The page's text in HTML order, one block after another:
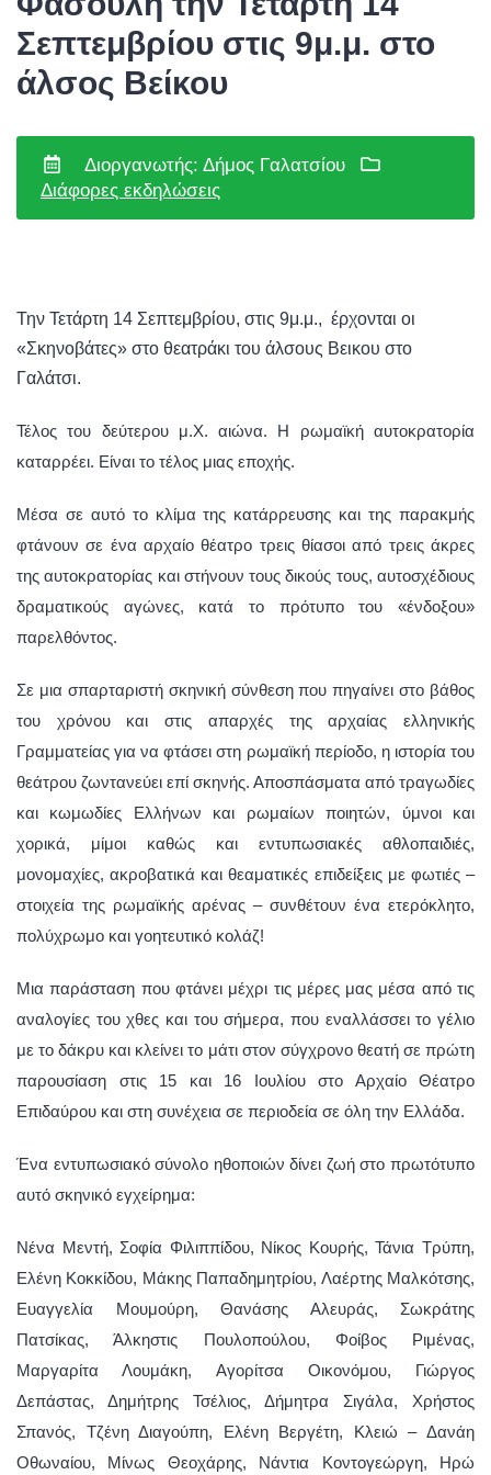
Σεπτεμβρίου στις 9μ.μ. στο
άλσος Βείκου
Διοργανωτής: Δήμος Γαλατσίου
Διάφορες εκδηλώσεις
Την Τετάρτη 14 Σεπτεμβρίου, στις 9μ.μ., έρχονται οι
«Σκηνοβάτες» στο θεατράκι του άλσους Βεικου στο
Γαλάτσι.
Τέλος του δεύτερου μ.Χ. αιώνα. Η ρωμαϊκή αυτοκρατορία
καταρρέει. Είναι το τέλος μιας εποχής.
Μέσα σε αυτό το κλίμα της κατάρρευσης και της παρακμής
φτάνουν σε ένα αρχαίο θέατρο τρεις θίασοι από τρεις άκρες
της αυτοκρατορίας και στήνουν τους δικούς τους, αυτοσχέδιους
δραματικούς αγώνες, κατά το πρότυπο του «ένδοξου»
παρελθόντος.
Σε μια σπαρταριστή σκηνική σύνθεση που πηγαίνει στο βάθος
του χρόνου και στις απαρχές της αρχαίας ελληνικής
Γραμματείας για να φτάσει στη ρωμαϊκή περίοδο, η ιστορία του
θεάτρου ζωντανεύει επί σκηνής. Αποσπάσματα από τραγωδίες
και κωμωδίες Ελλήνων και ρωμαίων ποιητών, ύμνοι και
χορικά, μίμοι καθώς και εντυπωσιακές αθλοπαιδιές,
μονομαχίες, ακροβατικά και θεαματικές επιδείξεις με φωτιές –
στοιχεία της ρωμαϊκής αρένας – συνθέτουν ένα ετερόκλητο,
πολύχρωμο και γοητευτικό κολάζ!
Μια παράσταση που φτάνει μέχρι τις μέρες μας μέσα από τις
αναλογίες του χθες και του σήμερα, που εναλλάσσει το γέλιο
με το δάκρυ και κλείνει το μάτι στον σύγχρονο θεατή σε πρώτη
παρουσίαση στις 15 και 16 Ιουλίου στο Αρχαίο Θέατρο
Επιδαύρου και στη συνέχεια σε περιοδεία σε όλη την Ελλάδα.
Ένα εντυπωσιακό σύνολο ηθοποιών δίνει ζωή στο πρωτότυπο
αυτό σκηνικό εγχείρημα:
Νένα Μεντή, Σοφία Φιλιππίδου, Νίκος Κουρής, Τάνια Τρύπη,
Ελένη Κοκκίδου, Μάκης Παπαδημητρίου, Λαέρτης Μαλκότσης,
Ευαγγελία Μουμούρη, Θανάσης Αλευράς, Σωκράτης
Πατσίκας, Άλκηστις Πουλοπούλου, Φοίβος Ριμένας,
Μαργαρίτα Λουμάκη, Αγορίτσα Οικονόμου, Γιώργος
Δεπάστας, Δημήτρης Τσέλιος, Δήμητρα Σιγάλα, Χρήστος
Σπανός, Τζένη Διαγούπη, Ελένη Βεργέτη, Κλειώ – Δανάη
Οθωναίου, Μίνως Θεοχάρης, Νάντια Κοντογεώργη, Ηρώ